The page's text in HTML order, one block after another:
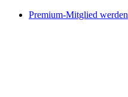
Premium-Mitglied werden